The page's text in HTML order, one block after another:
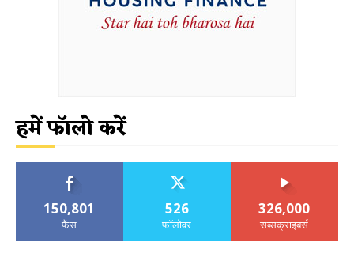
हमें फॉलो करें
150,801
फैंस
526
फॉलोवर
326,000
सब्सक्राइबर्स